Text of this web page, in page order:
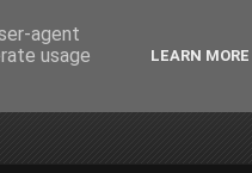
agent
usage
LEARN MORE